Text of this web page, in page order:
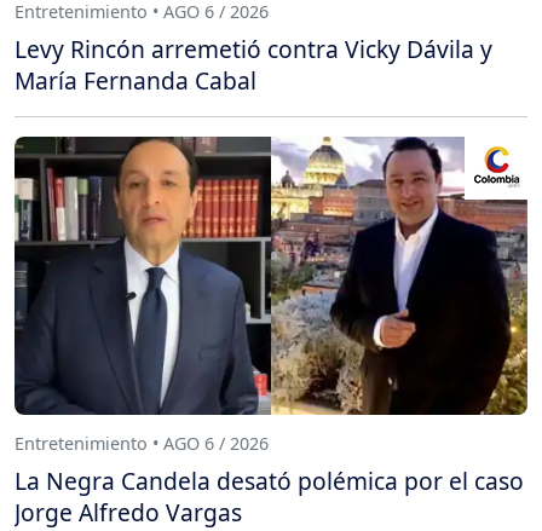
Entretenimiento • AGO 6 / 2026
Levy Rincón arremetió contra Vicky Dávila y
María Fernanda Cabal
Entretenimiento • AGO 6 / 2026
La Negra Candela desató polémica por el caso
Jorge Alfredo Vargas